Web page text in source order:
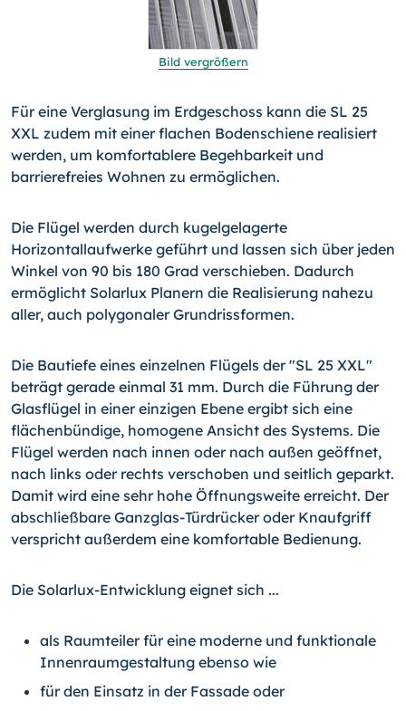
Bild vergrößern
Für eine Verglasung im Erdgeschoss kann die SL 25
XXL zudem mit einer flachen Bodenschiene realisiert
werden, um komfortablere Begehbarkeit und
barrierefreies Wohnen zu ermöglichen.
Die Flügel werden durch kugelgelagerte
Horizontallaufwerke geführt und lassen sich über jeden
Winkel von 90 bis 180 Grad verschieben. Dadurch
ermöglicht Solarlux Planern die Realisierung nahezu
aller, auch polygonaler Grundrissformen.
Die Bautiefe eines einzelnen Flügels der "SL 25 XXL"
beträgt gerade einmal 31 mm. Durch die Führung der
Glasflügel in einer einzigen Ebene ergibt sich eine
flächenbündige, homogene Ansicht des Systems. Die
Flügel werden nach innen oder nach außen geöffnet,
nach links oder rechts verschoben und seitlich geparkt.
Damit wird eine sehr hohe Öffnungsweite erreicht. Der
abschließbare Ganzglas-Türdrücker oder Knaufgriff
verspricht außerdem eine komfortable Bedienung.
Die Solarlux-Entwicklung eignet sich ...
als Raumteiler für eine moderne und funktionale
Innenraumgestaltung ebenso wie
für den Einsatz in der Fassade oder